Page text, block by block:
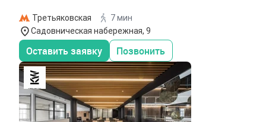
Третьяковская
7 мин
Садовническая набережная, 9
Оставить заявку Позвонить